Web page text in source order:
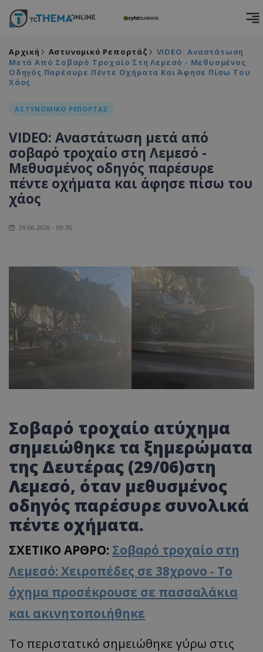
Αρχική Αστυνομικό Ρεπορτάζ
VIDEO: Αναστάτωση
Μετά Από Σοβαρό Τροχαίο Στη Λεμεσό - Μεθυσμένος
Οδηγός Παρέσυρε Πέντε Οχήματα Και Άφησε Πίσω Του
Χάος
ΑΣΤΥΝΟΜΙΚΟ ΡΕΠΟΡΤΑΖ
VIDEO: Αναστάτωση μετά από
σοβαρό τροχαίο στη Λεμεσό -
Μεθυσμένος οδηγός παρέσυρε
πέντε οχήματα και άφησε πίσω του
χάος
29.06.2026 - 09:35
Σοβαρό τροχαίο ατύχημα
σημειώθηκε τα ξημερώματα
της Δευτέρας (29/06)στη
Λεμεσό, όταν μεθυσμένος
οδηγός παρέσυρε συνολικά
πέντε οχήματα.
ΣΧΕΤΙΚΟ ΑΡΘΡΟ: Σοβαρό τροχαίο στη
Λεμεσό: Χειροπέδες σε 38χρονο - Το
όχημα προσέκρουσε σε πασσαλάκια
και ακινητοποιήθηκε
Το περιστατικό σημειώθηκε γύρω στις